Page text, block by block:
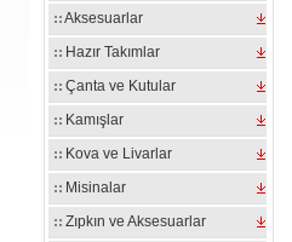
Aksesuarlar
Hazır Takımlar
Çanta ve Kutular
Kamışlar
Kova ve Livarlar
Misinalar
Zıpkın ve Aksesuarlar